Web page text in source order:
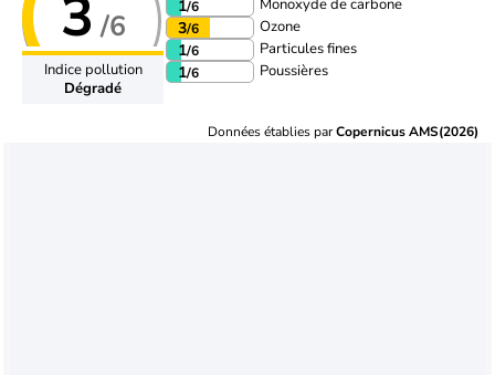
3 /6
Indice pollution
Dégradé
1/6 Monoxyde de carbone
3/6 Ozone
1/6 Particules fines
1/6 Poussières
Données établies parCopernicus AMS(2026)